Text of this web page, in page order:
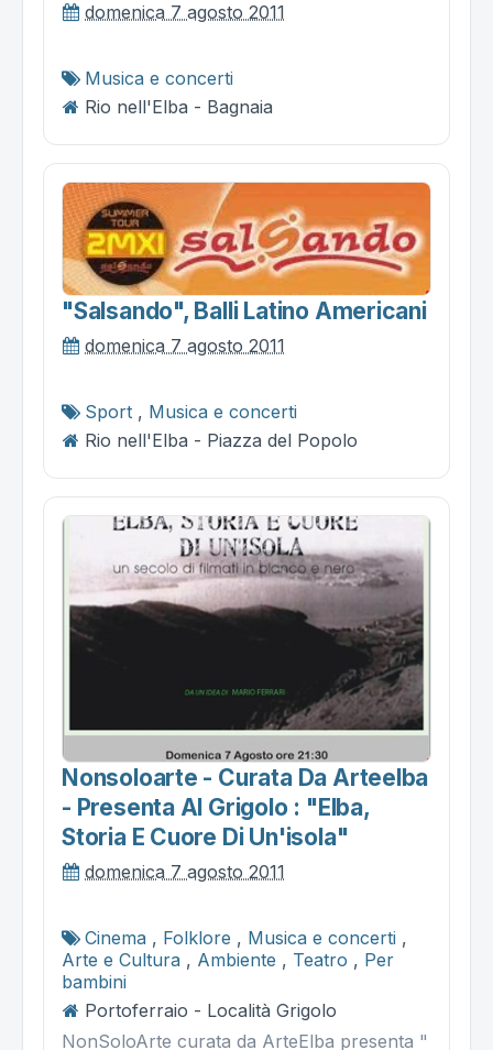
domenica 7 agosto 2011
Musica e concerti
Rio nell'Elba - Bagnaia
"salsando", Balli Latino Americani
domenica 7 agosto 2011
Sport , Musica e concerti
Rio nell'Elba - Piazza del Popolo
Nonsoloarte - Curata Da Arteelba
- Presenta Al Grigolo : "elba,
Storia E Cuore Di Un'isola"
domenica 7 agosto 2011
Cinema , Folklore , Musica e concerti ,
Arte e Cultura , Ambiente , Teatro , Per
bambini
Portoferraio - Località Grigolo
NonSoloArte curata da ArteElba presenta "